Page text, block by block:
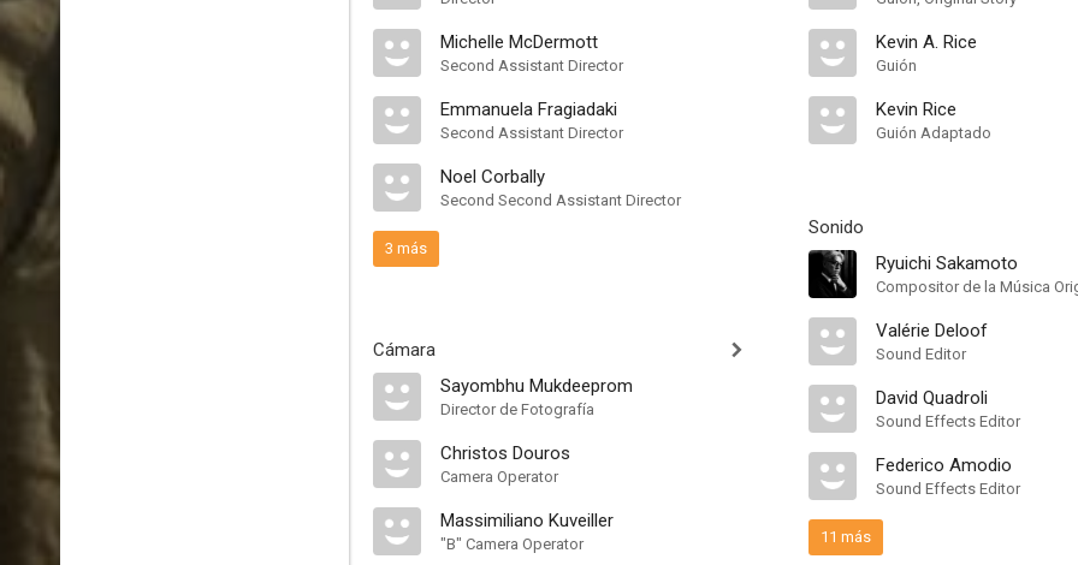
Michelle McDermott
Second Assistant Director
Emmanuela Fragiadaki
Second Assistant Director
Noel Corbally
Second Second Assistant Director
3 más
Cámara
Sayombhu Mukdeeprom
Director de Fotografía
Christos Douros
Camera Operator
Massimiliano Kuveiller
"B" Camera Operator
Kevin A. Rice
Guión
Kevin Rice
Guión Adaptado
Sonido
Ryuichi Sakamoto
Compositor de la Música
Valérie Deloof
Sound Editor
David Quadroli
Sound Effects Editor
Federico Amodio
Sound Effects Editor
11 más